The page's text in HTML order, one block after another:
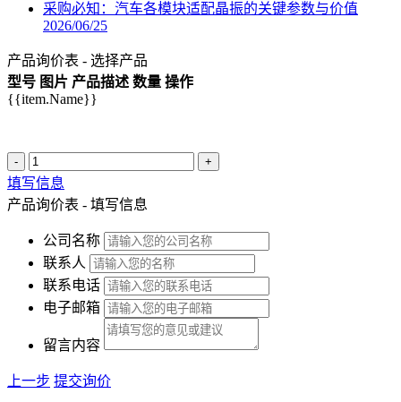
采购必知：汽车各模块适配晶振的关键参数与价值
2026/06/25
产品询价表 - 选择产品
型号 图片 产品描述 数量 操作
{{item.Name}}
- +
填写信息
产品询价表 - 填写信息
公司名称
联系人
联系电话
电子邮箱
留言内容
上一步 提交询价